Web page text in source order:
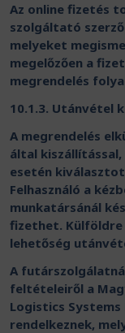
Az online fizetés
szolgáltató
melyeket
megelőzően a
megrendelés
10.1.3. Utánvétel
A megrendelés
által
esetén
Felhasználó a
munkatársánál
fizethet. Külföldre
lehetőség
A
feltételeiről a
Logistics
rendelkeznek,